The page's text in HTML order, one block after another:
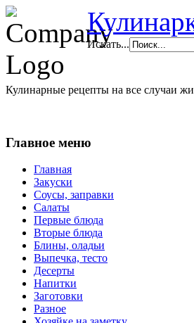
Искать...
Кулинарные рецепты на все случаи
Главное меню
Главная
Закуски
Соусы, заправки
Салаты
Первые блюда
Вторые блюда
Блины, оладьи
Выпечка, тесто
Десерты
Напитки
Заготовки
Разное